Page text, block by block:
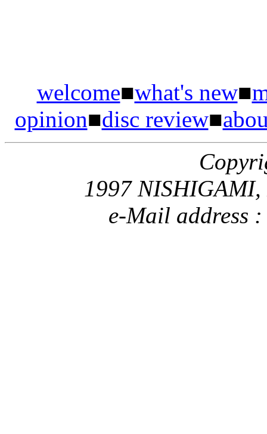
welcome■what's new■
opinion■disc review■
1997
e-Mail address